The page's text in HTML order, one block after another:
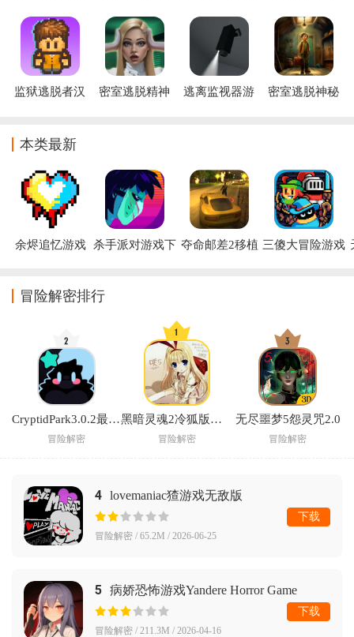
(ROSEHOUSE)
丁下载
下载
下载
监狱逃脱者汉
密室逃脱精神
逃离监视器游
密室逃脱神秘
本类最新
余烬追忆游戏 杀手派对游戏下 夺命邮差2移植 三傻大冒险游戏
冒险解密排行
CryptidPark3.0.2最新版本
冒险解密
黑暗灵魂2冷狐版安卓汉化游戏
冒险解密
无尽噩梦5怨灵咒2.0
冒险解密
4 lovemaniac猹游戏无敌版
冒险解密 / 65.2M / 2026-06-25
下载
5 病娇恐怖游戏Yandere Horror Game
冒险解密 / 211.3M / 2026-04-16
下载